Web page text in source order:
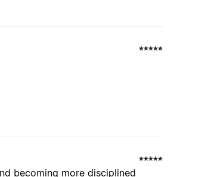
becoming more disciplined